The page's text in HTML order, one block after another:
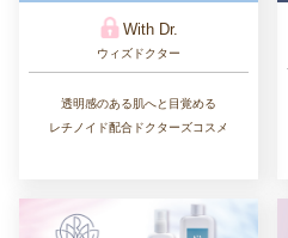
With Dr.
ウィズドクター
透明感のある肌へと目覚める
レチノイド配合ドクターズコスメ